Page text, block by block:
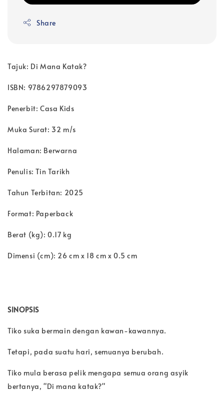
Share
Tajuk: Di Mana Katak?
ISBN: 9786297879093
Penerbit: Casa Kids
Muka Surat: 32 m/s
Halaman: Berwarna
Penulis: Tin Tarikh
Tahun Terbitan: 2025
Format: Paperback
Berat (kg): 0.17 kg
Dimensi (cm): 26 cm x 18 cm x 0.5 cm
SINOPSIS
Tiko suka bermain dengan kawan-kawannya.
Tetapi, pada suatu hari, semuanya berubah.
Tiko mula berasa pelik mengapa semua orang asyik
bertanya, "Di mana katak?"